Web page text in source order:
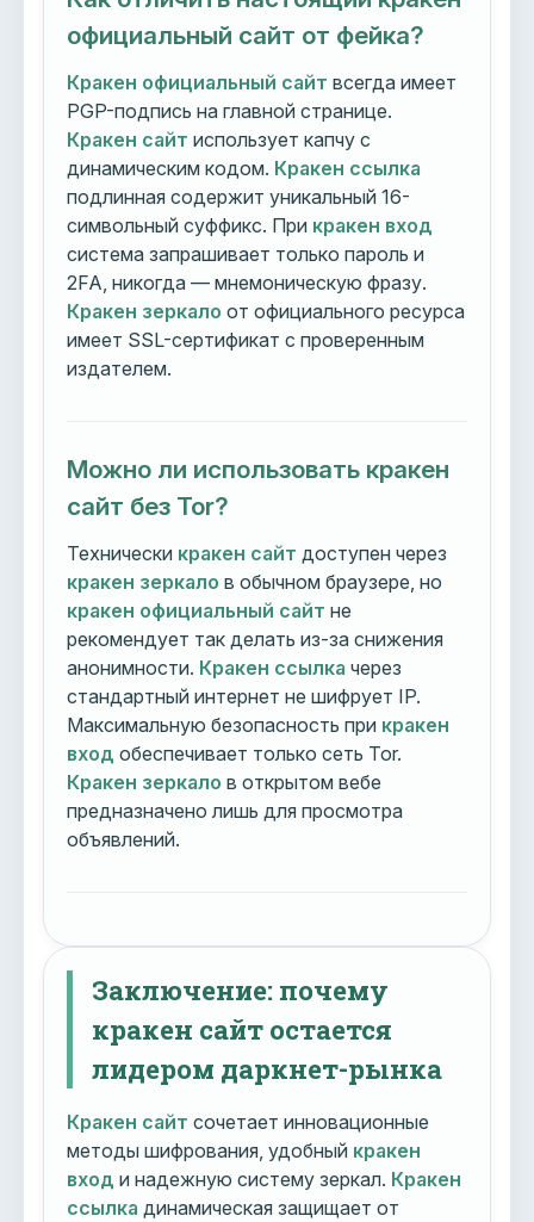
официальный сайт от фейка?
Кракен официальный сайт всегда имеет
PGP-подпись на главной странице.
Кракен сайт использует капчу с
динамическим кодом. Кракен ссылка
подлинная содержит уникальный 16-
символьный суффикс. При кракен вход
система запрашивает только пароль и
2FA, никогда — мнемоническую фразу.
Кракен зеркало от официального ресурса
имеет SSL-сертификат с проверенным
издателем.
Можно ли использовать кракен
сайт без Tor?
Технически кракен сайт доступен через
кракен зеркало в обычном браузере, но
кракен официальный сайт не
рекомендует так делать из-за снижения
анонимности. Кракен ссылка через
стандартный интернет не шифрует IP.
Максимальную безопасность при кракен
вход обеспечивает только сеть Tor.
Кракен зеркало в открытом вебе
предназначено лишь для просмотра
объявлений.
Заключение: почему
кракен сайт остается
лидером даркнет-рынка
Кракен сайт сочетает инновационные
методы шифрования, удобный кракен
вход и надежную систему зеркал. Кракен
ссылка динамическая защищает от